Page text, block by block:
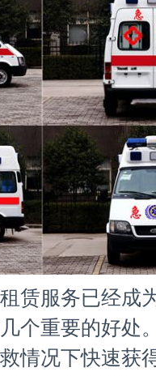
赁服务已经成
个重要的好处
情况下快速获